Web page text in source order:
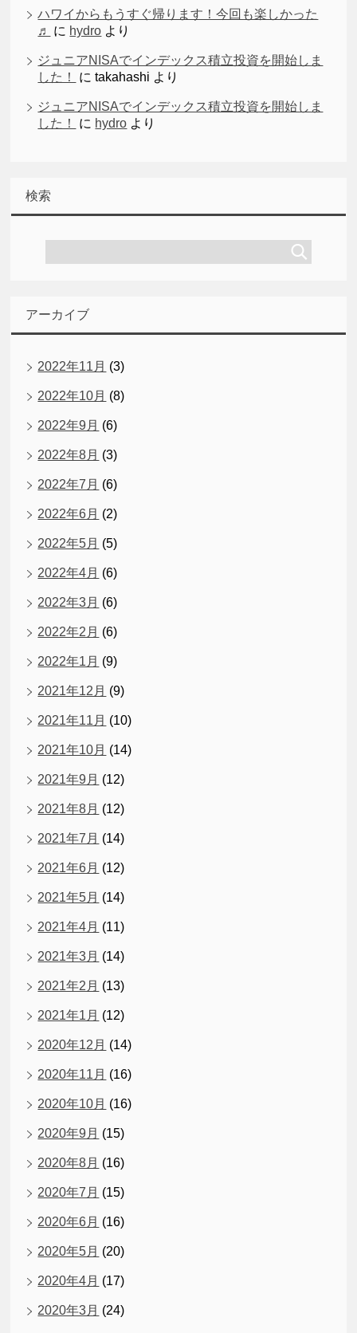
ハワイからもうすぐ帰ります！今回も楽しかった
♬
に hydro より
ジュニアNISAでインデックス積立投資を開始しま
した！
にtakahashi より
ジュニアNISAでインデックス積立投資を開始しま
した！
に hydro より
検索
アーカイブ
2022年11月 (3)
2022年10月 (8)
2022年9月 (6)
2022年8月 (3)
2022年7月 (6)
2022年6月 (2)
2022年5月 (5)
2022年4月 (6)
2022年3月 (6)
2022年2月 (6)
2022年1月 (9)
2021年12月 (9)
2021年11月 (10)
2021年10月 (14)
2021年9月 (12)
2021年8月 (12)
2021年7月 (14)
2021年6月 (12)
2021年5月 (14)
2021年4月 (11)
2021年3月 (14)
2021年2月 (13)
2021年1月 (12)
2020年12月 (14)
2020年11月 (16)
2020年10月 (16)
2020年9月 (15)
2020年8月 (16)
2020年7月 (15)
2020年6月 (16)
2020年5月 (20)
2020年4月 (17)
2020年3月 (24)